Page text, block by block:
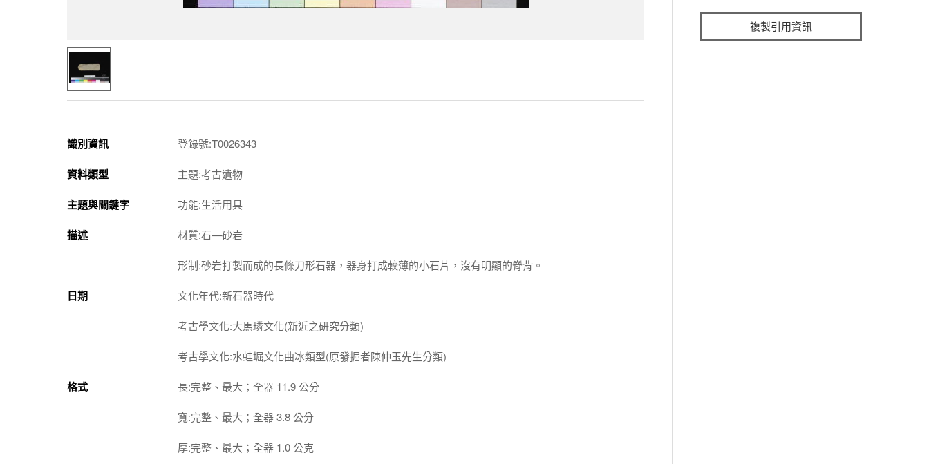
識別資訊 登錄號:T0026343
資料類型 主題:考古遺物
主題與關鍵字 功能:生活用具
描述 材質:石—砂岩
形制:砂岩打製而成的長條刀形石器，器身打成較薄的小石片，沒有明顯的脊背。
日期 文化年代:新石器時代
考古學文化:大馬璘文化(新近之研究分類)
考古學文化:水蛙堀文化曲冰類型(原發掘者陳仲玉先生分類)
格式 長:完整、最大；全器 11.9 公分
寬:完整、最大；全器 3.8 公分
厚:完整、最大；全器 1.0 公克
複製引用資訊